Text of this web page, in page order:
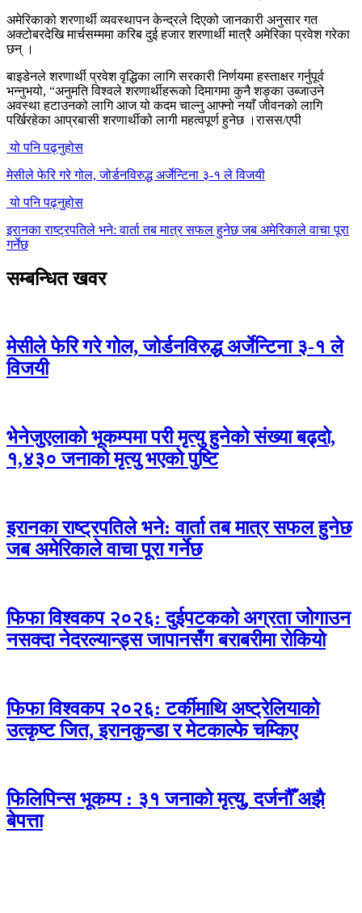
अमेरिकाको शरणार्थी व्यवस्थापन केन्द्रले दिएको जानकारी अनुसार गत
अक्टोबरदेखि मार्चसम्ममा करिब दुई हजार शरणार्थी मात्रै अमेरिका प्रवेश गरेका
छन् ।
बाइडेनले शरणार्थी प्रवेश वृद्धिका लागि सरकारी निर्णयमा हस्ताक्षर गर्नुपूर्व
भन्नुभयो, “अनुमति विश्वले शरणार्थीहरूको दिमागमा कुनै शङ्का उब्जाउने
अवस्था हटाउनको लागि आज यो कदम चाल्नु आफ्नो नयाँ जीवनको लागि
पर्खिरहेका आप्रबासी शरणार्थीको लागी महत्वपूर्ण हुनेछ ।रासस/एपी
यो पनि पढ्नुहोस
मेसीले फेरि गरे गोल, जोर्डनविरुद्ध अर्जेन्टिना ३-१ ले विजयी
यो पनि पढ्नुहोस
इरानका राष्ट्रपतिले भने: वार्ता तब मात्र सफल हुनेछ जब अमेरिकाले वाचा पूरा
गर्नेछ
सम्बन्धित खवर
मेसीले फेरि गरे गोल, जोर्डनविरुद्ध अर्जेन्टिना ३-१ ले
विजयी
भेनेजुएलाको भूकम्पमा परी मृत्यु हुनेको संख्या बढ्दो,
१,४३० जनाको मृत्यु भएको पुष्टि
इरानका राष्ट्रपतिले भने: वार्ता तब मात्र सफल हुनेछ
जब अमेरिकाले वाचा पूरा गर्नेछ
फिफा विश्वकप २०२६: दुईपटकको अग्रता जोगाउन
नसक्दा नेदरल्यान्ड्स जापानसँग बराबरीमा रोकियो
फिफा विश्वकप २०२६: टर्कीमाथि अष्ट्रेलियाको
उत्कृष्ट जित, इरानकुन्डा र मेटकाल्फे चम्किए
फिलिपिन्स भूकम्प : ३१ जनाको मृत्यु, दर्जनौँ अझै
बेपत्ता